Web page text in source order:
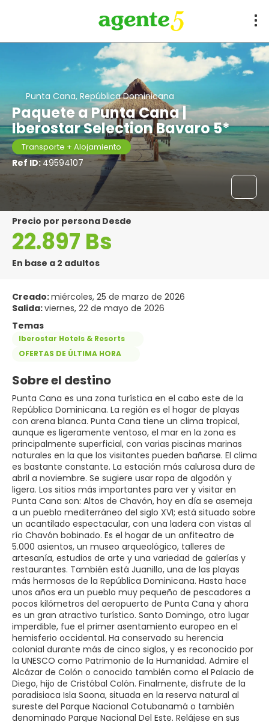
Punta Cana, República Dominicana
Paquete a Punta Cana |
Iberostar Selection Bavaro 5*
Transporte + Alojamiento
Ref ID:49594107
precio por persona Desde
22.897 Bs
En base a 2 adultos
Creado:miércoles, 25 de marzo de 2026
Salida:viernes, 22 de mayo de 2026
Temas
Iberostar Hotels & Resorts
OFERTAS DE ÚLTIMA HORA
Sobre el destino
Punta Cana es una zona turística en el cabo este de la
República Dominicana. La región es el hogar de playas
con arena blanca. Punta Cana tiene un clima tropical,
aunque es ligeramente ventoso, el mar en la zona es
principalmente superficial, con varias piscinas marinas
naturales en la que los visitantes pueden bañarse. El clima
es bastante constante. La estación más calurosa dura de
abril a noviembre. Se sugiere usar ropa de algodón y
ligera. Los sitios más importantes para ver y visitar en
Punta Cana son: Altos de Chavón, hoy en día se asemeja
a un pueblo mediterráneo del siglo XVI; está situado sobre
un acantilado espectacular, con una ladera con vistas al
río Chavón bobinado. Es el hogar de un anfiteatro de
5.000 asientos, un museo arqueológico, talleres de
artesanía, estudios de arte y una variedad de galerías y
restaurantes. También está Juanillo, una de las playas
más hermosas de la República Dominicana. Hasta hace
unos años era un pueblo muy pequeño de pescadores a
pocos kilómetros del aeropuerto de Punta Cana y ahora
es un gran atractivo turístico. Santo Domingo, otro lugar
imperdible, fue el primer asentamiento europeo en el
hemisferio occidental. Ha conservado su herencia
colonial durante más de cinco siglos, y es reconocido por
la UNESCO como Patrimonio de la Humanidad. Admire el
Alcázar de Colón o conocido también como el Palacio de
Diego, hijo de Cristóbal Colón. Finalmente, disfrute de la
paradisiaca Isla Saona, situada en la reserva natural al
sureste del Parque Nacional Cotubanamá o también
denominado Parque Nacional Del Este. Relájese en sus